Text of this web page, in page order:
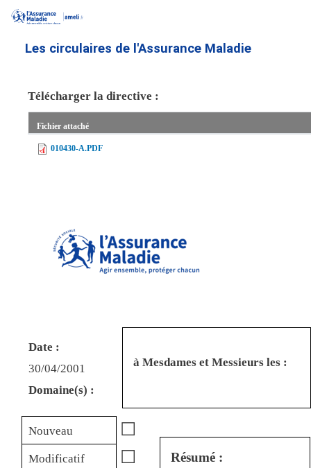
contenu
Les circulaires de l'Assurance Maladie
Télécharger la directive :
Fichier attaché
010430-A.PDF
Date :
30/04/2001
Domaine(s) :
à Mesdames et Messieurs les :
Nouveau ☐
Modificatif ☐ Résumé :